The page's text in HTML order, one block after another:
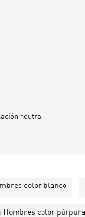
neutra
color blanco
Hombres color púrpura